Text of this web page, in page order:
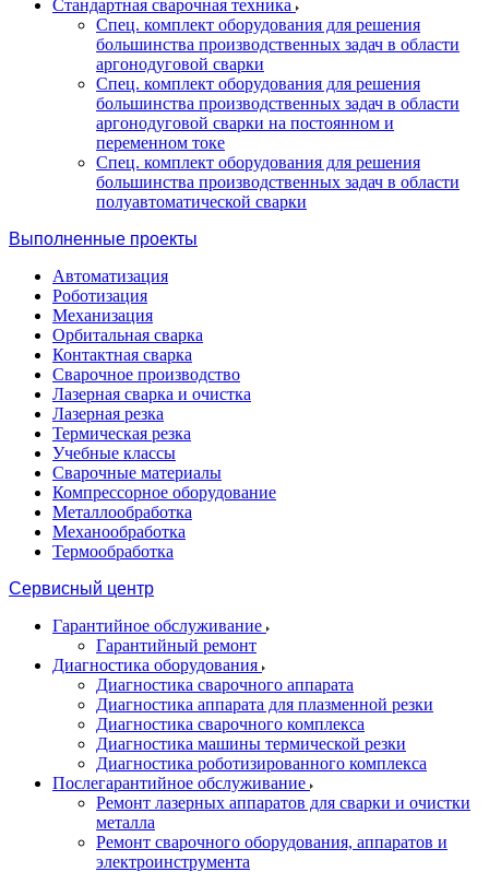
Стандартная сварочная техника
Спец. комплект оборудования для решения
большинства производственных задач в области
аргонодуговой сварки
Спец. комплект оборудования для решения
большинства производственных задач в области
аргонодуговой сварки на постоянном и
переменном токе
Спец. комплект оборудования для решения
большинства производственных задач в области
полуавтоматической сварки
Выполненные проекты
Автоматизация
Роботизация
Механизация
Орбитальная сварка
Контактная сварка
Сварочное производство
Лазерная сварка и очистка
Лазерная резка
Термическая резка
Учебные классы
Сварочные материалы
Компрессорное оборудование
Металлообработка
Механообработка
Термообработка
Сервисный центр
Гарантийное обслуживание
Гарантийный ремонт
Диагностика оборудования
Диагностика сварочного аппарата
Диагностика аппарата для плазменной резки
Диагностика сварочного комплекса
Диагностика машины термической резки
Диагностика роботизированного комплекса
Послегарантийное обслуживание
Ремонт лазерных аппаратов для сварки и очистки
металла
Ремонт сварочного оборудования, аппаратов и
электроинструмента